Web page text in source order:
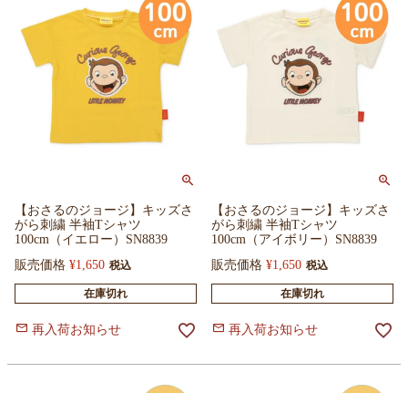
【おさるのジョージ】キッズさ
がら刺繍 半袖Tシャツ
100cm（イエロー）SN8839
販売価格 ¥1,650 税込
在庫切れ
再入荷お知らせ
【おさるのジョージ】キッズさ
がら刺繍 半袖Tシャツ
100cm（アイボリー）SN8839
販売価格 ¥1,650 税込
在庫切れ
再入荷お知らせ